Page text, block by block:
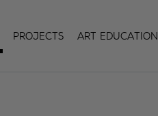
Projects Art Education